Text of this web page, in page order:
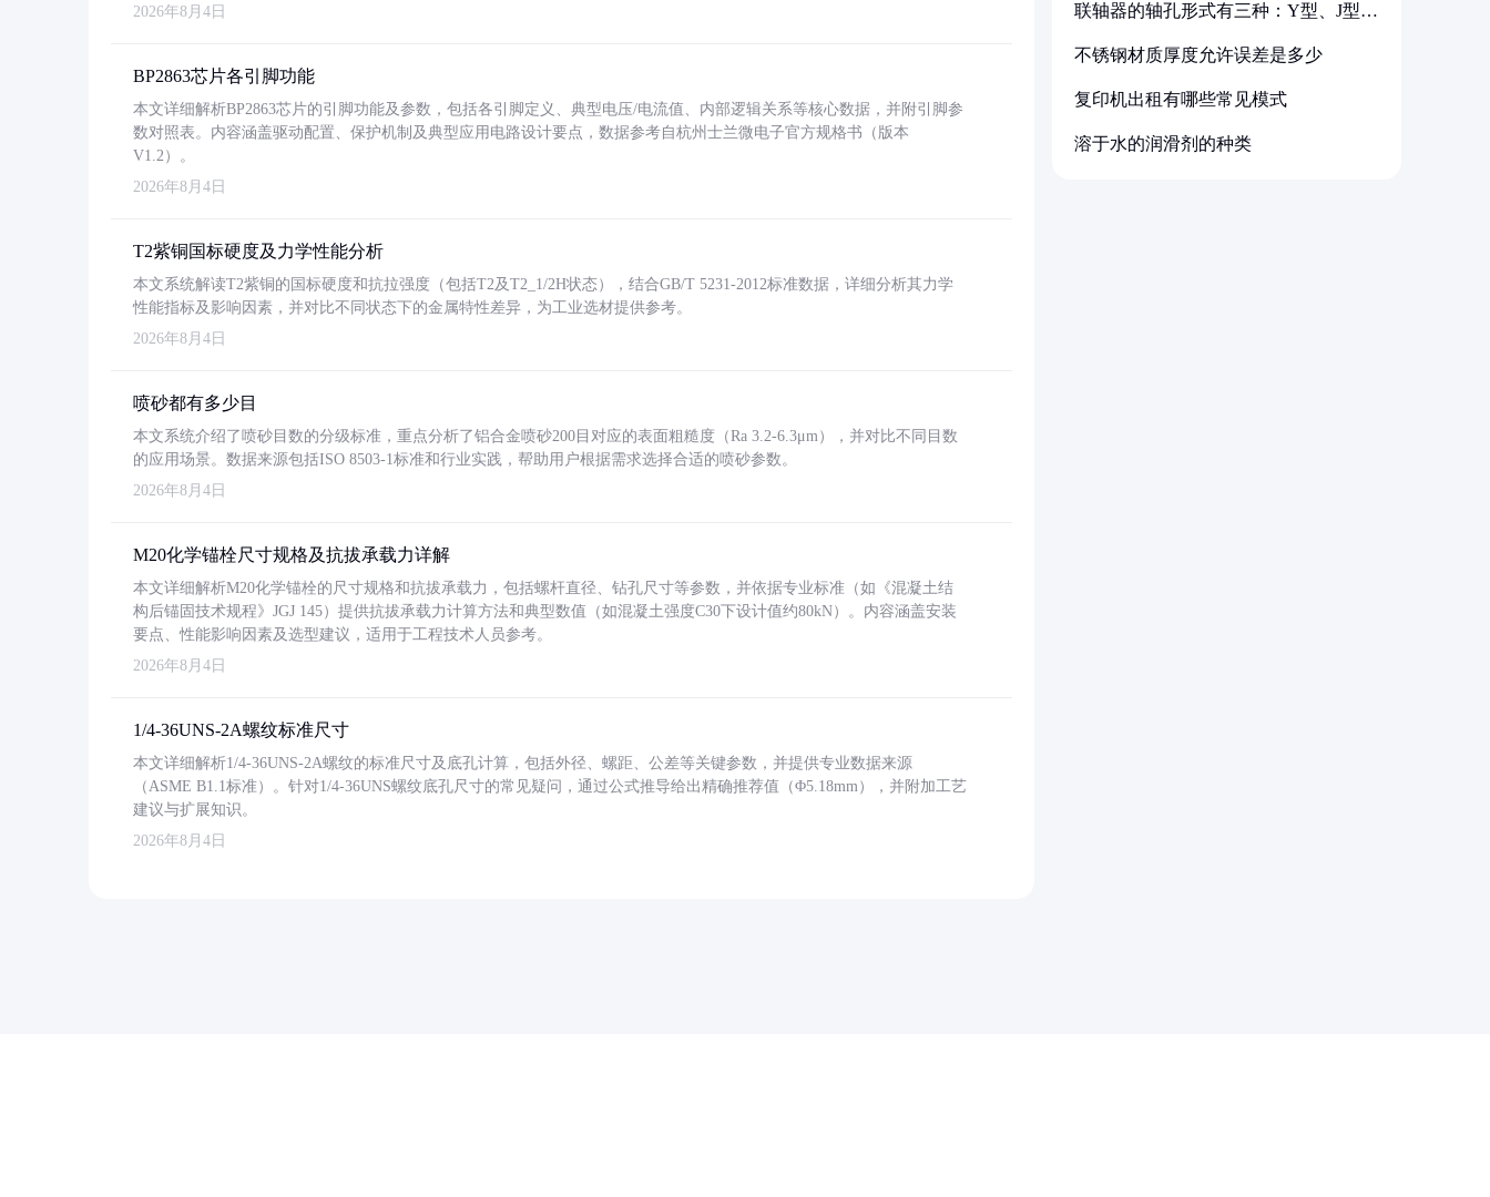
2026年8月4日
BP2863芯片各引脚功能
本文详细解析BP2863芯片的引脚功能及参数，包括各引脚定义、典型电压/电流值、内部逻辑关系等核心数据，并附引脚参
数对照表。内容涵盖驱动配置、保护机制及典型应用电路设计要点，数据参考自杭州士兰微电子官方规格书（版本
V1.2）。
2026年8月4日
T2紫铜国标硬度及力学性能分析
本文系统解读T2紫铜的国标硬度和抗拉强度（包括T2及T2_1/2H状态），结合GB/T 5231-2012标准数据，详细分析其力学
性能指标及影响因素，并对比不同状态下的金属特性差异，为工业选材提供参考。
2026年8月4日
喷砂都有多少目
本文系统介绍了喷砂目数的分级标准，重点分析了铝合金喷砂200目对应的表面粗糙度（Ra 3.2-6.3μm），并对比不同目数
的应用场景。数据来源包括ISO 8503-1标准和行业实践，帮助用户根据需求选择合适的喷砂参数。
2026年8月4日
M20化学锚栓尺寸规格及抗拔承载力详解
本文详细解析M20化学锚栓的尺寸规格和抗拔承载力，包括螺杆直径、钻孔尺寸等参数，并依据专业标准（如《混凝土结
构后锚固技术规程》JGJ 145）提供抗拔承载力计算方法和典型数值（如混凝土强度C30下设计值约80kN）。内容涵盖安装
要点、性能影响因素及选型建议，适用于工程技术人员参考。
2026年8月4日
1/4-36UNS-2A螺纹标准尺寸
本文详细解析1/4-36UNS-2A螺纹的标准尺寸及底孔计算，包括外径、螺距、公差等关键参数，并提供专业数据来源
（ASME B1.1标准）。针对1/4-36UNS螺纹底孔尺寸的常见疑问，通过公式推导给出精确推荐值（Φ5.18mm），并附加工艺
建议与扩展知识。
2026年8月4日
联轴器的轴孔形式有三种：Y型、J型、
不锈钢材质厚度允许误差是多少
复印机出租有哪些常见模式
溶于水的润滑剂的种类